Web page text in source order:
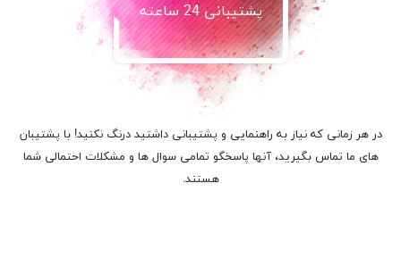
پشتیبانی 24 ساعته
در هر زمانی که نیاز به راهنمایی و پشتیبانی داشتید درنگ نکنید! با پشتیبان
های ما تماس بگیرید، آنها پاسخگو تمامی سوال ها و مشکلات احتمالی شما
هستند.